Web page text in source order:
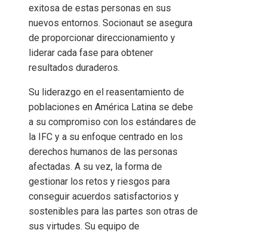
exitosa de estas personas en sus
nuevos entornos. Socionaut se asegura
de proporcionar direccionamiento y
liderar cada fase para obtener
resultados duraderos.
Su liderazgo en el reasentamiento de
poblaciones en América Latina se debe
a su compromiso con los estándares de
la IFC y a su enfoque centrado en los
derechos humanos de las personas
afectadas. A su vez, la forma de
gestionar los retos y riesgos para
conseguir acuerdos satisfactorios y
sostenibles para las partes son otras de
sus virtudes. Su equipo de